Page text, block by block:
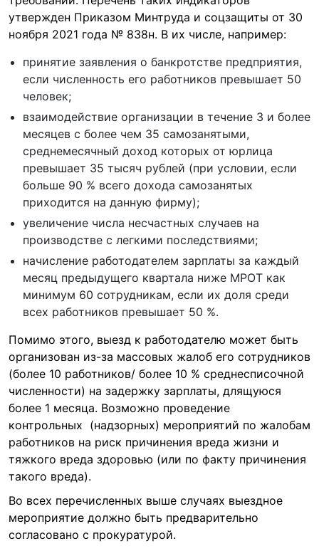
утвержден Приказом Минтруда и соцзащиты от 30
ноября 2021 года № 838н. В их числе, например:
принятие заявления о банкротстве предприятия,
если численность его работников превышает 50
человек;
взаимодействие организации в течение 3 и более
месяцев с более чем 35 самозанятыми,
среднемесячный доход которых от юрлица
превышает 35 тысяч рублей (при условии, если
больше 90 % всего дохода самозанятых
приходится на данную фирму);
увеличение числа несчастных случаев на
производстве с легкими последствиями;
начисление работодателем зарплаты за каждый
месяц предыдущего квартала ниже МРОТ как
минимум 60 сотрудникам, если их доля среди
всех работников превышает 50 %.
Помимо этого, выезд к работодателю может быть
организован из-за массовых жалоб его сотрудников
(более 10 работников/ более 10 % среднесписочной
численности) на задержку зарплаты, длящуюся
более 1 месяца. Возможно проведение
контрольных (надзорных) мероприятий по жалобам
работников на риск причинения вреда жизни и
тяжкого вреда здоровью (или по факту причинения
такого вреда).
Во всех перечисленных выше случаях выездное
мероприятие должно быть предварительно
согласовано с прокуратурой.